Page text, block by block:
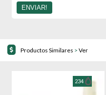
Productos Similares > Ver
234